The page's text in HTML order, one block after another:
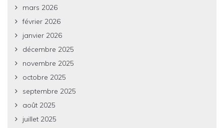
mars 2026
février 2026
janvier 2026
décembre 2025
novembre 2025
octobre 2025
septembre 2025
août 2025
juillet 2025